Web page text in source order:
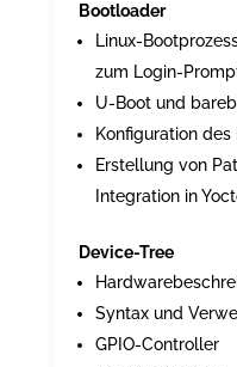
Bootloader
Linux-
zum Login-
U-Boot und
Konfiguration
Erstellung von
Integration in
Device-Tree
Syntax und
GPIO-Controller